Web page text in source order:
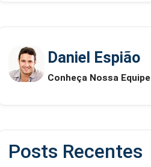
Daniel Espião
Conheça Nossa Equipe
Posts Recentes